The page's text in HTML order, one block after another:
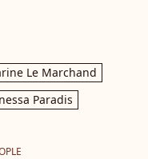
Le Marchand
Paradis